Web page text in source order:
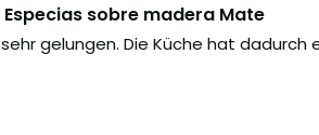
sobre madera Mate
gelungen. Die Küche hat